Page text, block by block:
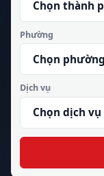
Phường
Dịch vụ